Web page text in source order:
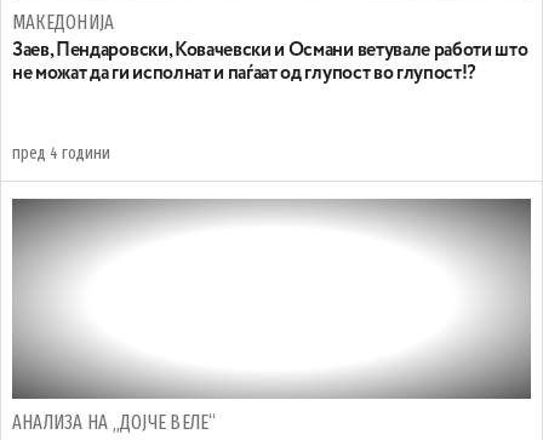
МАКЕДОНИЈА
Заев, Пендаровски, Ковачевски и Османи ветувале работи што
не можат да ги исполнат и паѓаат од глупост во глупост!?
пред 4 години
АНАЛИЗА НА „ДОЈЧЕ ВЕЛЕ“